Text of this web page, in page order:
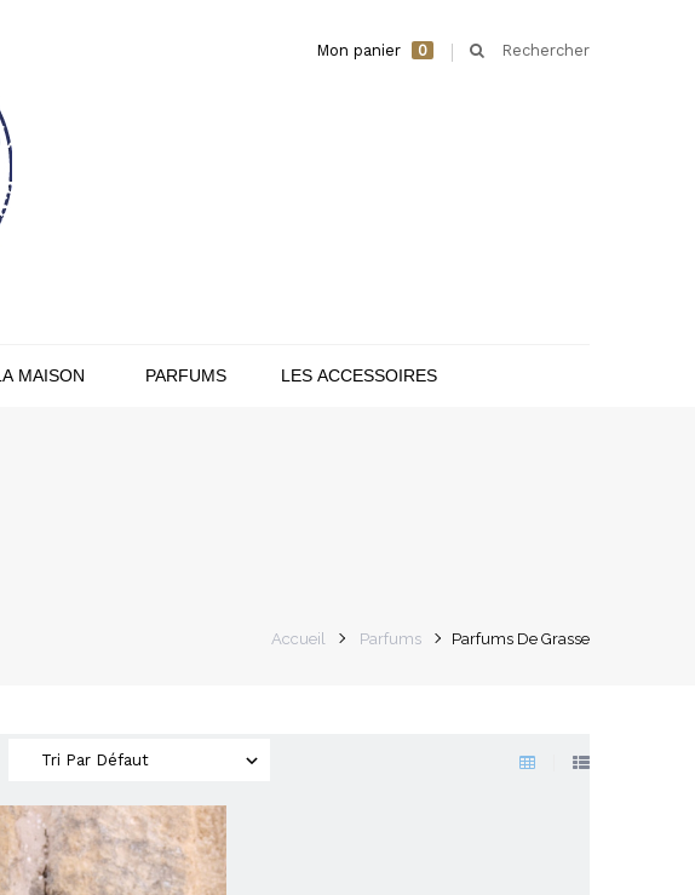
Rechercher
Mon panier 0
LA MAISON PARFUMS LES ACCESSOIRES
Accueil Parfums Parfums De Grasse